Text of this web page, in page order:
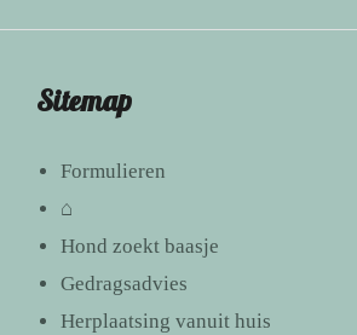
Sitemap
Formulieren
⌂
Hond zoekt baasje
Gedragsadvies
Herplaatsing vanuit huis